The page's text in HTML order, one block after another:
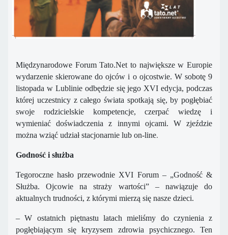
Międzynarodowe Forum Tato.Net to największe w Europie
wydarzenie skierowane do ojców i o ojcostwie. W sobotę 9
listopada w Lublinie odbędzie się jego XVI edycja, podczas
której uczestnicy z całego świata spotkają się, by pogłębiać
swoje rodzicielskie kompetencje, czerpać wiedzę i
wymieniać doświadczenia z innymi ojcami. W zjeździe
można wziąć udział stacjonarnie lub on-line.
Godność i służba
Tegoroczne hasło przewodnie XVI Forum – „Godność &
Służba. Ojcowie na straży wartości” – nawiązuje do
aktualnych trudności, z którymi mierzą się nasze dzieci.
– W ostatnich piętnastu latach mieliśmy do czynienia z
pogłębiającym się kryzysem zdrowia psychicznego. Ten